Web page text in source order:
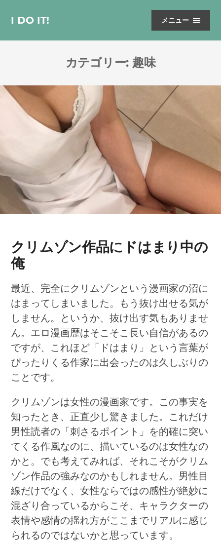
I DO IT! メニュー
カテゴリー: 趣味
クリムゾン作品にドはまり中の
俺
最近、完全にクリムゾンという漫画家の沼に
はまってしまいました。もう抜け出せる気が
しません。というか、抜け出す気もありませ
ん。エロ漫画歴はそこそこ長い自信があるの
ですが、これほど「ドはまり」という言葉が
ぴったりくる作家に出会ったのは久しぶりの
ことです。
クリムゾンは女性の漫画家です。この事実を
知ったとき、正直少し驚きました。これだけ
男性読者の「刺さるポイント」を的確に突い
てくる作風なのに、描いているのは女性なの
かと。でも考えてみれば、それこそがクリム
ゾン作品の強みなのかもしれません。男性目
線だけでなく、女性ならではの感性が絶妙に
混ざり合っているからこそ、キャラクターの
表情や感情の揺れ方がここまでリアルに感じ
られるのではないかと思っています。